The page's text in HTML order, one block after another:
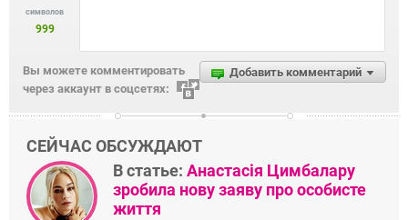
символов
999
Добавить комментарий
Вы можете комментировать
через аккаунт в соцсетях:
СЕЙЧАС ОБСУЖДАЮТ
В статье: Анастасія Цимбалару
зробила нову заяву про особисте
життя